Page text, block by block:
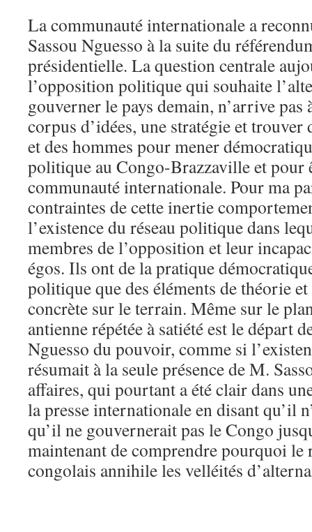
La communauté internationale a
Sassou Nguesso à la suite du
présidentielle. La question centrale
l’opposition politique qui souhaite
gouverner le pays demain, n’arrive pas
corpus d’idées, une stratégie et trouver
et des hommes pour mener
politique au Congo-Brazzaville et pour
communauté internationale. Pour ma
contraintes de cette inertie
l’existence du réseau politique dans
membres de l’opposition et leur
égos. Ils ont de la pratique
politique que des éléments de théorie
concrète sur le terrain. Même sur le
antienne répétée à satiété est le départ
Nguesso du pouvoir, comme si
résumait à la seule présence de M.
affaires, qui pourtant a été clair dans
la presse internationale en disant qu’il
qu’il ne gouvernerait pas le Congo
maintenant de comprendre pourquoi le
congolais annihile les velléités